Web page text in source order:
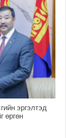
эргэлтэд
өргөн